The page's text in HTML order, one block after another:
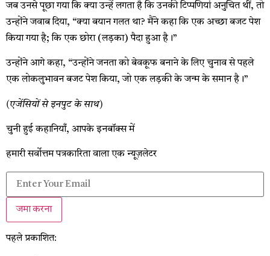
जब उनसे पूछा गया कि क्या उन्हें लगता है कि उनकी टिप्पणियां अनुचित थीं, तो
उन्होंने जवाब दिया, “क्या बयान गलत था? मैंने कहा कि एक अच्छा बजट पेश
किया गया है; कि एक छोरा (लड़का) पैदा हुआ है।”
उन्होंने आगे कहा, “उन्होंने जनता को बेवकूफ बनाने के लिए चुनाव से पहले
एक लोकलुभावन बजट पेश किया, जो एक लड़की के जन्म के समान है।”
(एजेंसियों से इनपुट के साथ)
चुनी हुई कहानियाँ, आपके इनबॉक्स में
हमारी सर्वोत्तम पत्रकारिता वाला एक न्यूज़लेटर
जमा करना
पहले प्रकाशित: